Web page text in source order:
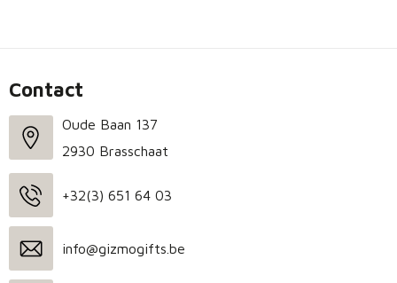
Contact
Oude Baan 137
2930 Brasschaat
+32(3) 651 64 03
info@gizmogifts.be